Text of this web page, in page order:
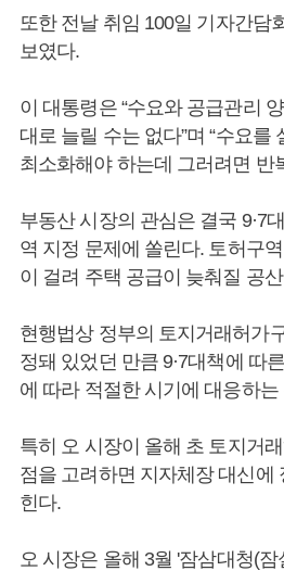
또한 전날 취임 100일 기자간담
보였다.
이 대통령은 “수요와 공급관리
대로 늘릴 수는 없다”며 “수요
최소화해야 하는데 그러려면 반
부동산 시장의 관심은 결국 9·7
역 지정 문제에 쏠린다. 토허구
이 걸려 주택 공급이 늦춰질 공
현행법상 정부의 토지거래허가
정돼 있었던 만큼 9·7대책에 따
에 따라 적절한 시기에 대응하
특히 오 시장이 올해 초 토지거
점을 고려하면 지자체장 대신에
힌다.
오 시장은 올해 3월 '잠삼대청(